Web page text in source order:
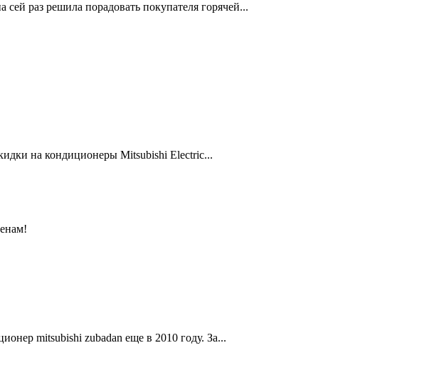
раз решила порадовать покупателя горячей...
на кондиционеры Mitsubishi Electric...
mitsubishi zubadan еще в 2010 году. За...